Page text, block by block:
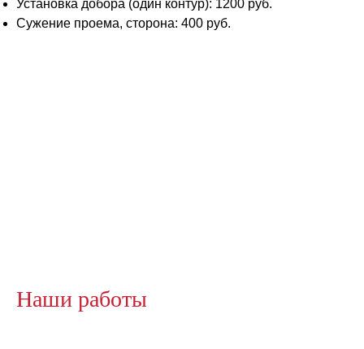
Установка добора (один контур): 1200 руб.
Сужение проема, сторона: 400 руб.
Наши работы